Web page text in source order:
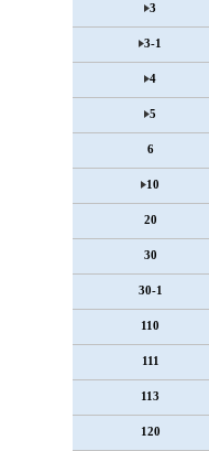
3
3-1
4
5
6
10
20
30
30-1
110
111
113
120